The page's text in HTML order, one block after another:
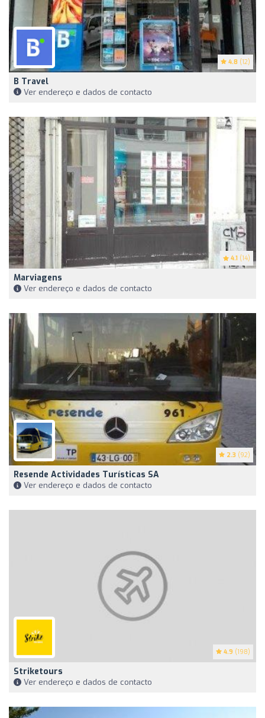
4.8 (12)
B Travel
Ver endereço e dados de contacto
4.1 (14)
Marviagens
Ver endereço e dados de contacto
2.3 (92)
Resende Actividades Turísticas SA
Ver endereço e dados de contacto
4.9 (198)
Striketours
Ver endereço e dados de contacto